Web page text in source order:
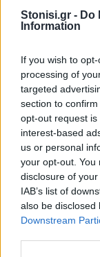
Stonisi.gr - Do
Information
If you wish to
processing of
targeted
section to
opt-out request
interest-based
us or personal
your opt-out. You
disclosure of
IAB’s list of
also be disclosed
Downstream
ατελείωτο
Η Αντισσα
χορευτική
Ο
Χορευτικό
Χριστιανικού
αντάμωσαν σε
γιορτή
ΧΩΡΙΑ
Οι μικροί
παρουσιάζουν
πολύχρωμο
Η Έκθεση
Ανάπτυξη»